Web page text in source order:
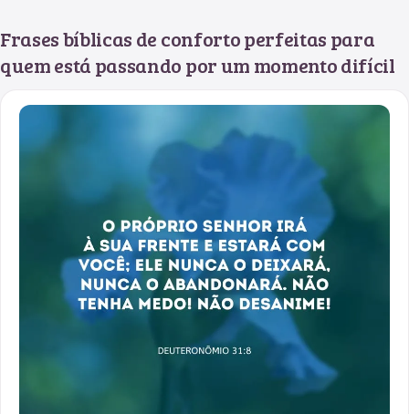
Frases bíblicas de conforto perfeitas para
quem está passando por um momento difícil